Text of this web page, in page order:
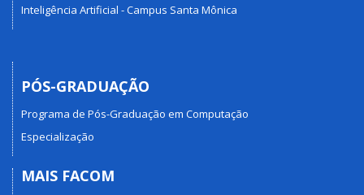
Inteligência Artificial - Campus Santa Mônica
PÓS-GRADUAÇÃO
Programa de Pós-Graduação em Computação
Especialização
MAIS FACOM